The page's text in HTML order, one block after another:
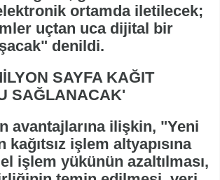
ortamda iletilecek;
uçtan uca dijital bir
denildi.
SAYFA KAĞIT
SAĞLANACAK'
avantajlarına ilişkin, "Yeni
kağıtsız işlem altyapısına
işlem yükünün azaltılması,